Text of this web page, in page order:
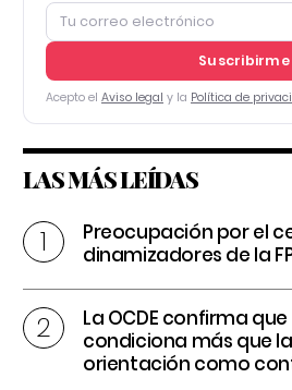
Suscribirme
Acepto el Aviso legal y la Política de
LAS MÁS LEÍDAS
Preocupación por el
dinamizadores de la
La OCDE confirma
condiciona más que
orientación como